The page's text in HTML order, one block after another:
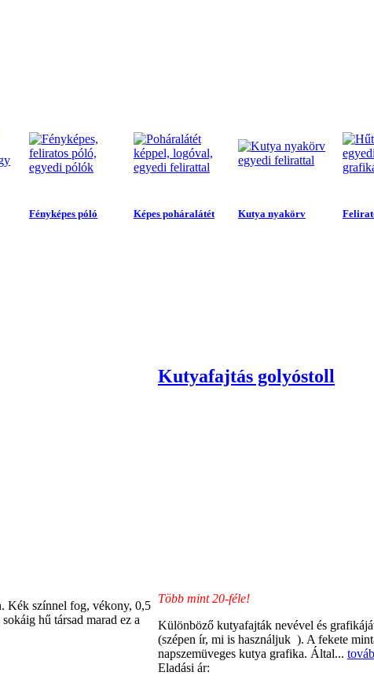
Fényképes póló Képes poháralátét Kutya nyakörv
Kék színnel fog, vékony, 0,5
hű társad marad ez a
Kutyafajtás golyóstoll
Több mint 20-féle!
Különböző kutyafajták nevével és
(szépen ír, mi is használjuk ). A fekete
napszemüveges kutya grafika. Által...
Eladási ár: